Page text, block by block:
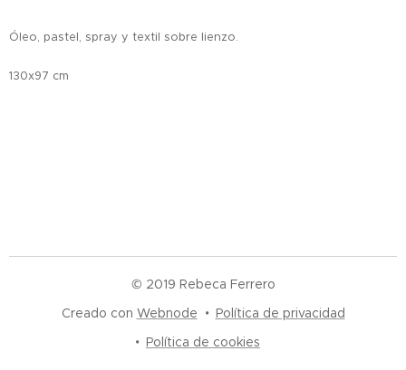
Óleo, pastel, spray y textil sobre lienzo.
130x97 cm
© 2019 Rebeca Ferrero
Creado con Webnode
Política de privacidad
Política de cookies